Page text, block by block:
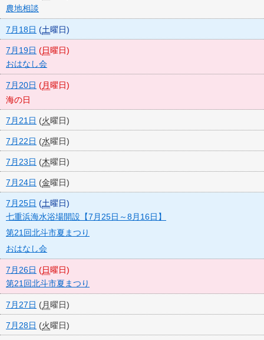
農地相談
7月18日 (土曜日)
7月19日 (日曜日)
おはなし会
7月20日 (月曜日)
海の日
7月21日 (火曜日)
7月22日 (水曜日)
7月23日 (木曜日)
7月24日 (金曜日)
7月25日 (土曜日)
七重浜海水浴場開設【7月25日～8月16日】
第21回北斗市夏まつり
おはなし会
7月26日 (日曜日)
第21回北斗市夏まつり
7月27日 (月曜日)
7月28日 (火曜日)